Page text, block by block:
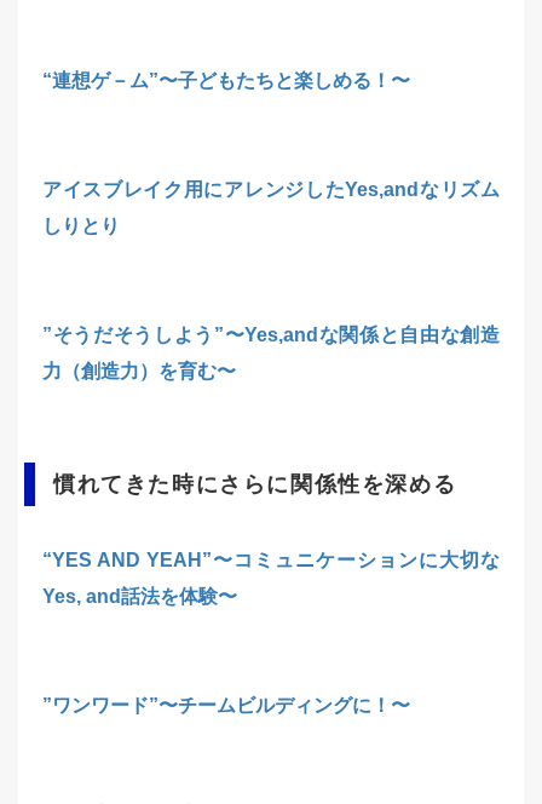
“連想ゲ－ム”〜子どもたちと楽しめる！〜
アイスブレイク用にアレンジしたYes,andなリズム
しりとり
”そうだそうしよう”〜Yes,andな関係と自由な創造
力（創造力）を育む〜
慣れてきた時にさらに関係性を深める
“YES AND YEAH”〜コミュニケーションに大切な
Yes, and話法を体験〜
”ワンワード”〜チームビルディングに！〜